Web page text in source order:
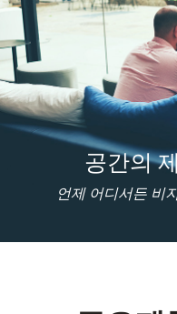
공간의
언제 어디서든 비